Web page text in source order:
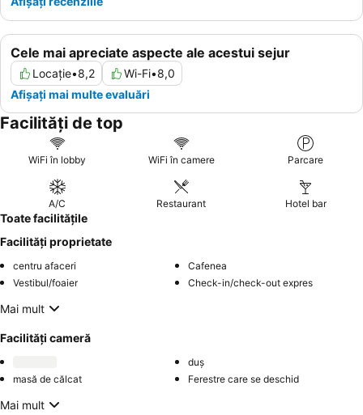
Cele mai apreciate aspecte ale acestui sejur
Locație•8,2 Wi-Fi•8,0
Afișați mai multe evaluări
Facilități de top
WiFi în lobby WiFi în camere Parcare
A/C Restaurant Hotel bar
Toate facilitățile
Facilități proprietate
centru afaceri
Cafenea
Vestibul/foaier
Check-in/check-out expres
Mai mult
Facilități cameră
duș
masă de călcat
Ferestre care se deschid
Mai mult